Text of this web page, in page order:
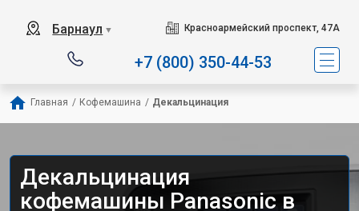
Барнаул ▼ Красноармейский проспект, 47А
+7 (800) 350-44-53
Главная / Кофемашина / Декальцинация
Декальцинация
кофемашины Panasonic в